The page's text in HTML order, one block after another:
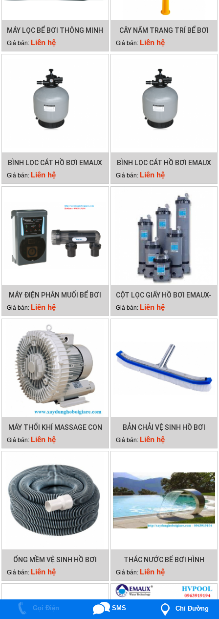
MÁY LỌC BỂ BƠI THÔNG MINH
PK 8026
Giá bán: Liên hệ
CÂY NẤM TRANG TRÍ BỂ BƠI
Giá bán: Liên hệ
BÌNH LỌC CÁT HỒ BƠI EMAUX
V1200
Giá bán: Liên hệ
BÌNH LỌC CÁT HỒ BƠI EMAUX
V1000
Giá bán: Liên hệ
MÁY ĐIỆN PHÂN MUỐI BỂ BƠI
EMAUX SSC50
Giá bán: Liên hệ
CỘT LỌC GIẤY HỒ BƠI EMAUX-
CF75
Giá bán: Liên hệ
MÁY THỔI KHÍ MASSAGE CON
SÒ 2HP
Giá bán: Liên hệ
BẢN CHẢI VỆ SINH HỒ BƠI
CÁN NHÔM
Giá bán: Liên hệ
ỐNG MỀM VỆ SINH HỒ BƠI
15M 2 LỚP
Giá bán: Liên hệ
THÁC NƯỚC BỂ BƠI HÌNH
VÒM CUNG
Giá bán: Liên hệ
Gọi Điện SMS Chỉ Đường